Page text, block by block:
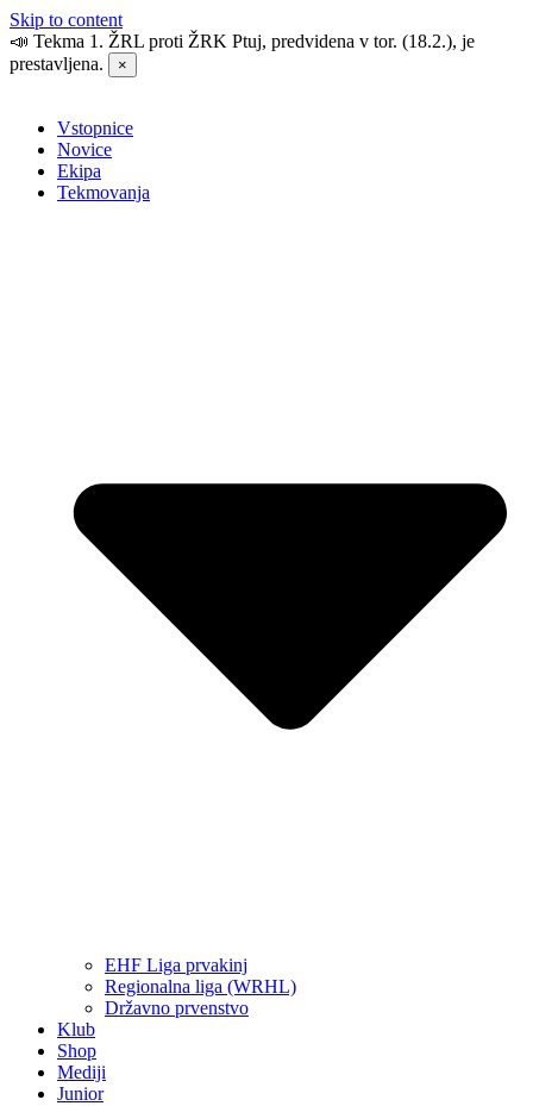
Skip to content
📣 Tekma 1. ŽRL proti ŽRK Ptuj, predvidena v tor. (18.2.), je
prestavljena.
×
Vstopnice
Novice
Ekipa
Tekmovanja
EHF Liga prvakinj
Regionalna liga (WRHL)
Državno prvenstvo
Klub
Shop
Mediji
Junior